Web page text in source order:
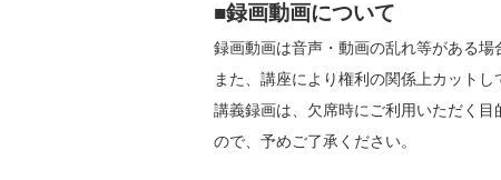
■録画動画について
録画動画は音声・動画の乱れ等がある場
また、講座により権利の関係上カット
講義録画は、欠席時にご利用いただく
ので、予めご了承ください。